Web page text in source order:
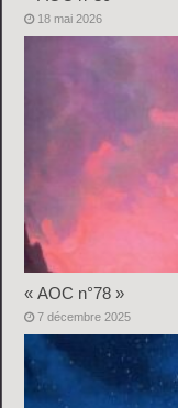
18 mai 2026
« AOC n°78 »
7 décembre 2025